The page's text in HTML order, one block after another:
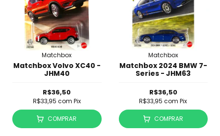
Matchbox
Matchbox Volvo XC40 -
JHM40
R$36,50
R$33,95 com Pix
COMPRAR
Matchbox
Matchbox 2024 BMW 7-
Series - JHM63
R$36,50
R$33,95com Pix
COMPRAR